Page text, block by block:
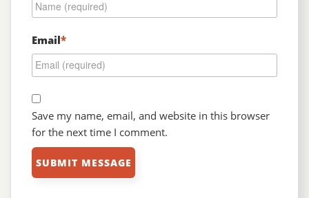
Email*
Save my name, email, and website in this browser
for the next time I comment.